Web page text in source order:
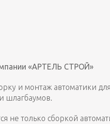
«АРТЕЛЬ СТРОЙ»
и монтаж автоматики
шлагбаумов.
не только сборкой